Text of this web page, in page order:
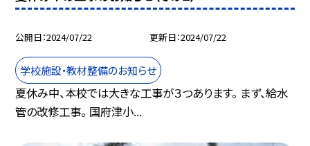
公開日 2024/07/22 更新日 2024/07/22
学校施設・教材整備のお知らせ
夏休み中、本校では大きな工事が３つあります。 まず、給水
管の改修工事。 国府津小...